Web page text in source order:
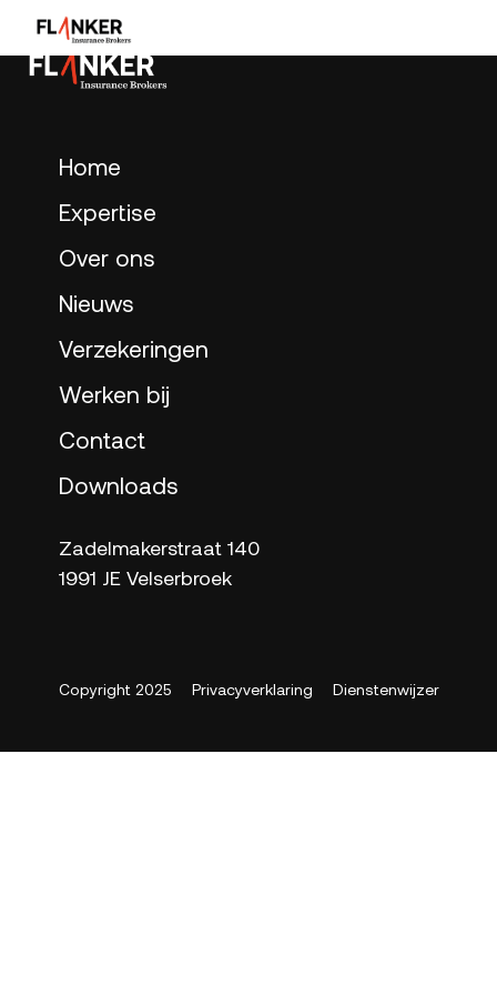
Home
Expertise
Over ons
Nieuws
Verzekeringen
Werken bij
Contact
Downloads
Zadelmakerstraat 140
1991 JE Velserbroek
Copyright 2025 Privacyverklaring Dienstenwijzer